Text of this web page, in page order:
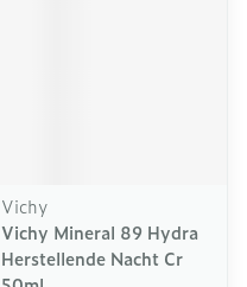
Vichy
Vichy Mineral 89 Hydra
Herstellende Nacht Cr